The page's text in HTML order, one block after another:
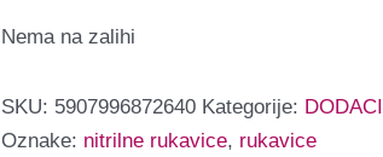
Nema na zalihi
SKU: 5907996872640 Kategorije: DODACI
Oznake: nitrilne rukavice, rukavice